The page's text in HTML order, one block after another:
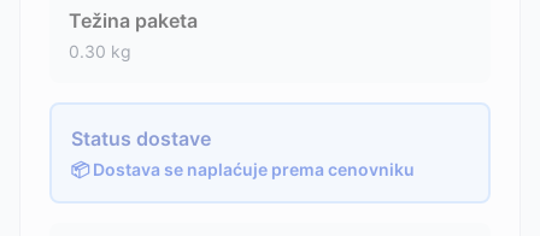
Težina paketa
0.30 kg
Status dostave
📦 Dostava se naplaćuje prema cenovniku